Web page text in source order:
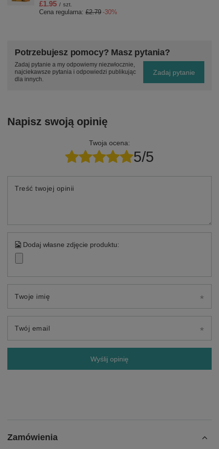
£1.95 / szt.
Cena regularna: £2.79 -30%
Potrzebujesz pomocy? Masz pytania?
Zadaj pytanie a my odpowiemy niezwłocznie,
najciekawsze pytania i odpowiedzi publikując
dla innych.
Zadaj pytanie
Napisz swoją opinię
Twoja ocena:
5/5
Treść twojej opinii
Dodaj własne zdjęcie produktu:
Twoje imię
Twój email
Wyślij opinię
Zamówienia